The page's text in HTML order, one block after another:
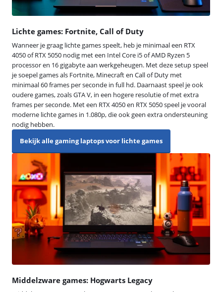
Lichte games: Fortnite, Call of Duty
Wanneer je graag lichte games speelt, heb je minimaal een RTX
4050 of RTX 5050 nodig met een Intel Core i5 of AMD Ryzen 5
processor en 16 gigabyte aan werkgeheugen. Met deze setup speel
je soepel games als Fortnite, Minecraft en Call of Duty met
minimaal 60 frames per seconde in full hd. Daarnaast speel je ook
oudere games, zoals GTA V, in een hogere resolutie of met extra
frames per seconde. Met een RTX 4050 en RTX 5050 speel je vooral
moderne lichte games in 1.080p, die ook geen extra ondersteuning
nodig hebben.
Bekijk alle gaming laptops voor lichte games
Middelzware games: Hogwarts Legacy